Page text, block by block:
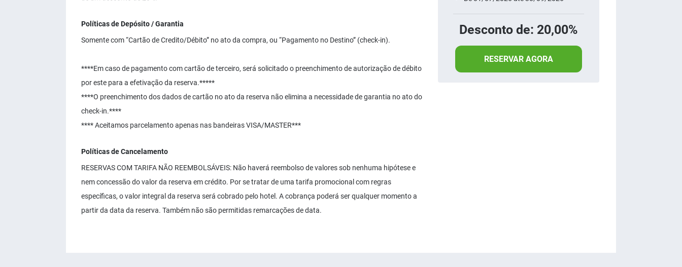
Políticas de Depósito / Garantia
Somente com “Cartão de Credito/Débito” no ato da compra, ou “Pagamento no Destino” (check-in).
****Em caso de pagamento com cartão de terceiro, será solicitado o preenchimento de autorização de débito
por este para a efetivação da reserva.*****
****O preenchimento dos dados de cartão no ato da reserva não elimina a necessidade de garantia no ato do
check-in.****
**** Aceitamos parcelamento apenas nas bandeiras VISA/MASTER***
Políticas de Cancelamento
RESERVAS COM TARIFA NÃO REEMBOLSÁVEIS: Não haverá reembolso de valores sob nenhuma hipótese e
nem concessão do valor da reserva em crédito. Por se tratar de uma tarifa promocional com regras
específicas, o valor integral da reserva será cobrado pelo hotel. A cobrança poderá ser qualquer momento a
partir da data da reserva. Também não são permitidas remarcações de data.
Desconto de: 20,00%
RESERVAR AGORA